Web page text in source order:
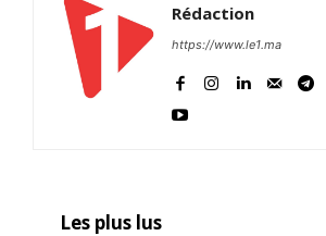
Rédaction
https://www.le1.ma
Les plus lus